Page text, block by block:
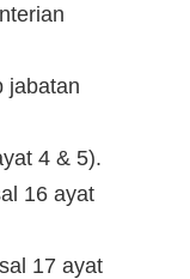
jabatan
4 & 5).
16 ayat
17 ayat